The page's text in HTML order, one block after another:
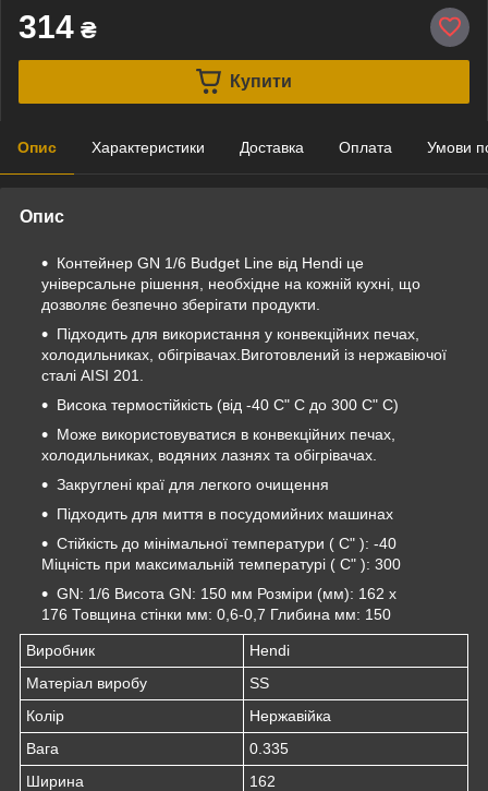
314 ₴
Купити
Опис Характеристики Доставка Оплата Умови
Опис
Контейнер GN 1/6 Budget Line від Hendi це
універсальне рішення, необхідне на кожній кухні, що
дозволяє безпечно зберігати продукти.
Підходить для використання у конвекційних печах,
холодильниках, обігрівачах.Виготовлений із нержавіючої
сталі AISI 201.
Висока термостійкість (від -40 C" C до 300 C" C)
Може використовуватися в конвекційних печах,
холодильниках, водяних лазнях та обігрівачах.
Закруглені краї для легкого очищення
Підходить для миття в посудомийних машинах
Стійкість до мінімальної температури ( C" ): -40
Міцність при максимальній температурі ( C" ): 300
GN: 1/6 Висота GN: 150 мм Розміри (мм): 162 х
176 Товщина стінки мм: 0,6-0,7 Глибина мм: 150
Виробник
Hendi
Матеріал виробу
SS
Колір
Нержавійка
Вага
0.335
Ширина
162